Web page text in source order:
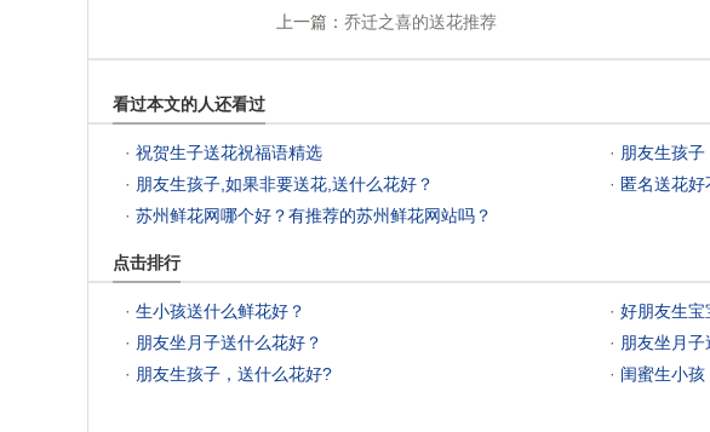
上一篇： 乔迁之喜的送花推荐
看过本文的人还看过
· 祝贺生子送花祝福语精选 · 朋友生孩
· 朋友生孩子,如果非要送花,送什么花好？ · 匿名送花好
· 苏州鲜花网哪个好？有推荐的苏州鲜花网站吗？
点击排行
· 生小孩送什么鲜花好？ · 好朋友生宝
· 朋友坐月子送什么花好？ · 朋友坐月子
· 朋友生孩子，送什么花好? · 闺蜜生小孩